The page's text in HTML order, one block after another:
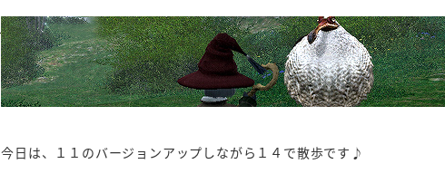
今日は、１１のバージョンアップしながら１４で散歩です♪